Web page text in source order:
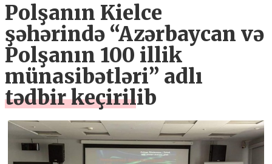
Polşanın Kielce
şəhərində “Azərbaycan və
Polşanın 100 illik
münasibətləri” adlı
tədbir keçirilib